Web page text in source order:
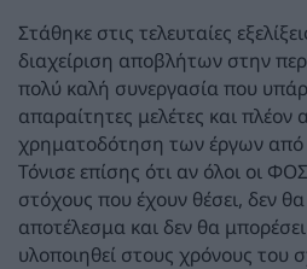
Στάθηκε στις τελευταίες
διαχείριση αποβλήτων στην
πολύ καλή συνεργασία που
απαραίτητες μελέτες και πλέον
χρηματοδότηση των έργων από
Τόνισε επίσης ότι αν όλοι οι
στόχους που έχουν θέσει, δεν
αποτέλεσμα και δεν θα
υλοποιηθεί στους χρόνους του